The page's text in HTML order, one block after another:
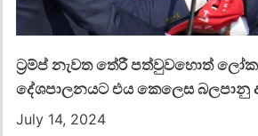
ට්‍රම්ප් නැවත තේරී පත්වුවහොත් ලෝක
දේශපාලනයට එය කෙලෙස බලපානු
July 14, 2024